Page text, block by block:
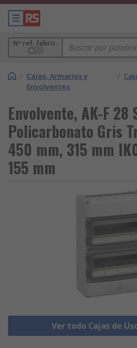
Nº ref. fabric.
/ Cajas, Armarios y
Envolventes
/
Envolvente, AK-F 28
Policarbonato Gris
450 mm, 315 mm
155 mm
Ver todo Cajas de